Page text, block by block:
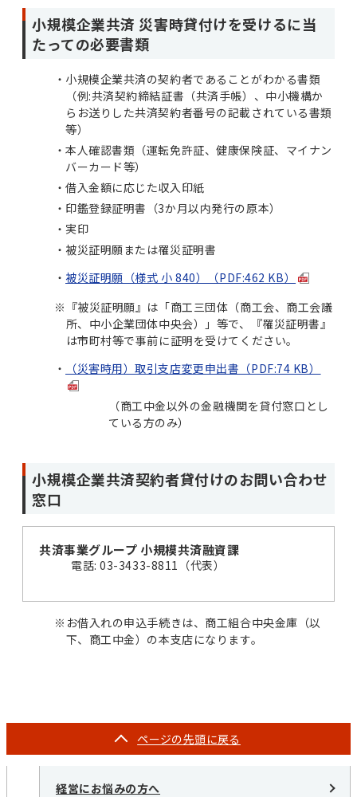
小規模企業共済 災害時貸付けを受けるに当
たっての必要書類
小規模企業共済の契約者であることがわかる書類
（例:共済契約締結証書（共済手帳）、中小機構か
らお送りした共済契約者番号の記載されている書類
等）
本人確認書類（運転免許証、健康保険証、マイナン
バーカード等）
借入金額に応じた収入印紙
印鑑登録証明書（3か月以内発行の原本）
実印
被災証明願または罹災証明書
被災証明願（様式 小 840）（PDF:462 KB）
※ 『被災証明願』は「商工三団体（商工会、商工会議
所、中小企業団体中央会）」等で、『罹災証明書』
は市町村等で事前に証明を受けてください。
（災害時用）取引支店変更申出書（PDF:74 KB）
（商工中金以外の金融機関を貸付窓口とし
ている方のみ）
小規模企業共済契約者貸付けのお問い合わせ
窓口
共済事業グループ 小規模共済融資課
電話: 03-3433-8811（代表）
※ お借入れの申込手続きは、商工組合中央金庫（以
下、商工中金）の本支店になります。
ページの先頭に戻る
経営にお悩みの方へ